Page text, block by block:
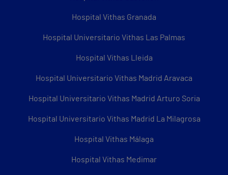
Hospital Vithas Granada
Hospital Universitario Vithas Las Palmas
Hospital Vithas Lleida
Hospital Universitario Vithas Madrid Aravaca
Hospital Universitario Vithas Madrid Arturo Soria
Hospital Universitario Vithas Madrid La Milagrosa
Hospital Vithas Málaga
Hospital Vithas Medimar